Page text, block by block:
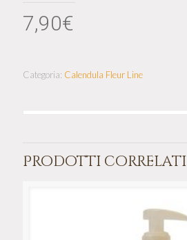
7,90€
Categoria: Calendula Fleur Line
Prodotti correlati